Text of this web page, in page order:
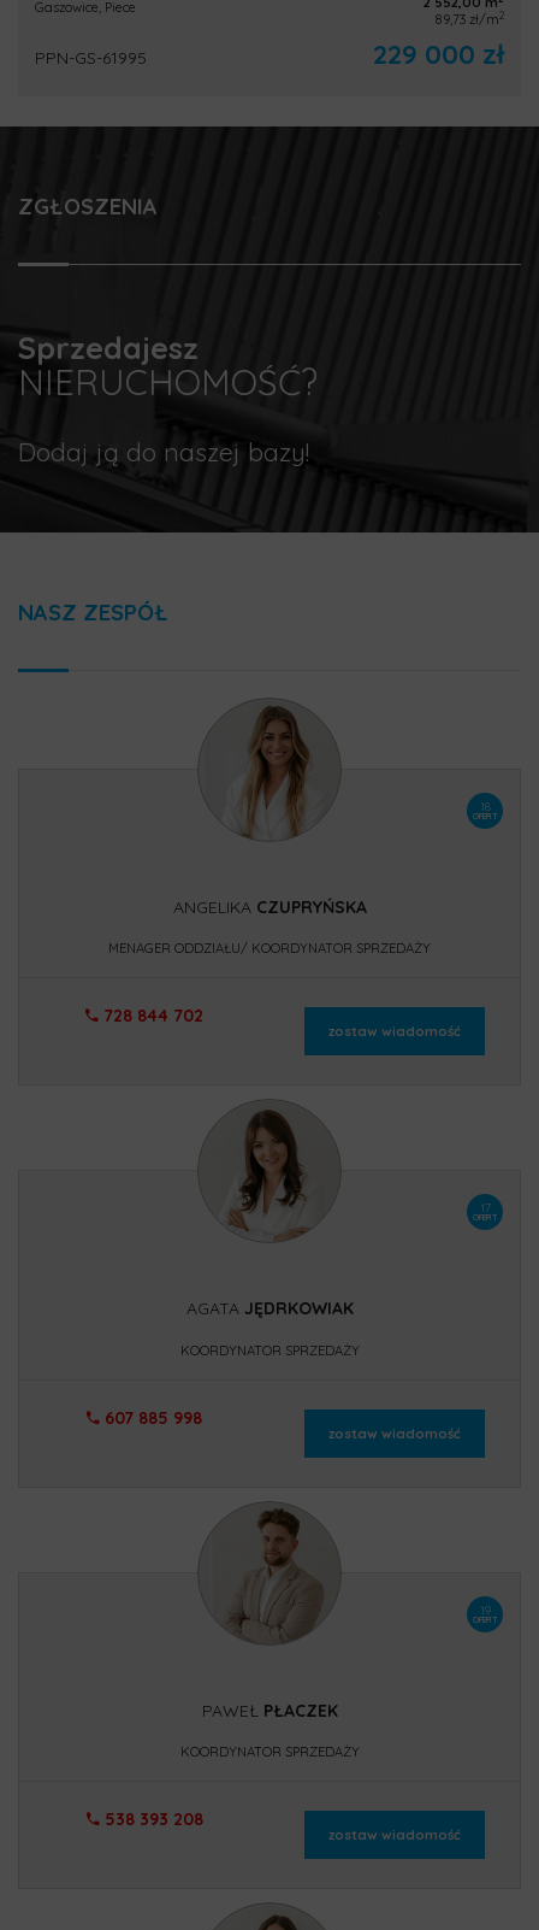
Gaszowice, Piece
89,73 zł/m 2
PPN-GS-61995 229 000 zł
ZGŁOSZENIA
Sprzedajesz
NIERUCHOMOŚĆ?
Dodaj ją do naszej bazy!
NASZ ZESPÓŁ
18
OFERT
ANGELIKA CZUPRYŃSKA
MENAGER ODDZIAŁU/ KOORDYNATOR SPRZEDAŻY
728 844 702
zostaw wiadomość
17
OFERT
AGATA JĘDRKOWIAK
KOORDYNATOR SPRZEDAŻY
607 885 998
zostaw wiadomość
19
OFERT
PAWEŁ PŁACZEK
KOORDYNATOR SPRZEDAŻY
538 393 208
zostaw wiadomość